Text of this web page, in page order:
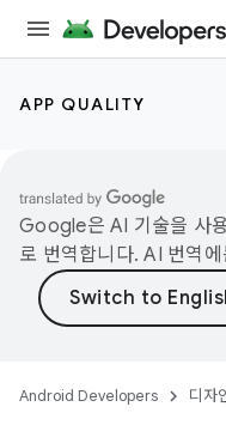
APP QUALITY
Google은 AI 기술을 사
로 번역합니다. AI 번역
Android Developers 디자